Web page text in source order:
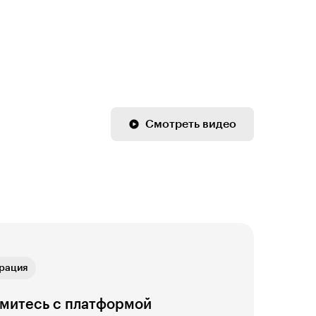
Смотреть видео
связь
с платформой
связь